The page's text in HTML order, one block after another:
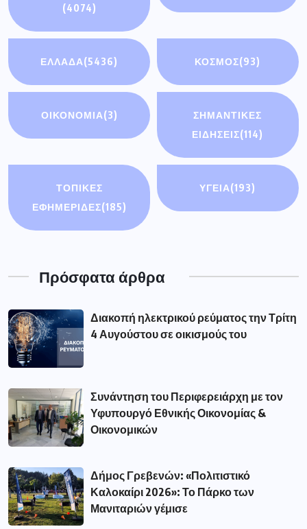
(4074)
ΕΛΛΑΔΑ(5436) ΚΟΣΜΟΣ(93)
ΟΙΚΟΝΟΜΊΑ(3)
ΣΗΜΑΝΤΙΚΈΣ
ΕΙΔΉΣΕΙΣ(114)
ΤΟΠΙΚΕΣ
ΕΦΗΜΕΡΙΔΕΣ(185)
ΥΓΕΙΑ(193)
Πρόσφατα άρθρα
Διακοπή ηλεκτρικού ρεύματος την Τρίτη
4 Αυγούστου σε οικισμούς του
Συνάντηση του Περιφερειάρχη με τον
Υφυπουργό Εθνικής Οικονομίας &
Οικονομικών
Δήμος Γρεβενών: «Πολιτιστικό
Καλοκαίρι 2026»: Το Πάρκο των
Μανιταριών γέμισε